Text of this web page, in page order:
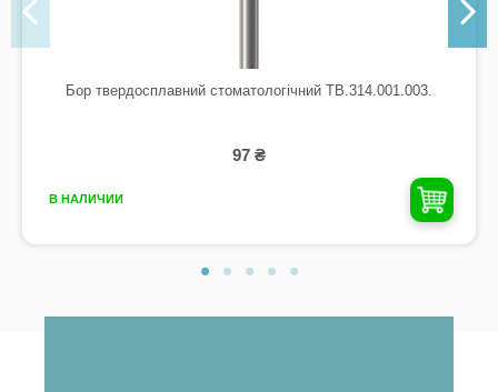
Бор твердосплавний стоматологічний TB.314.001.003.
97 ₴
В НАЛИЧИИ